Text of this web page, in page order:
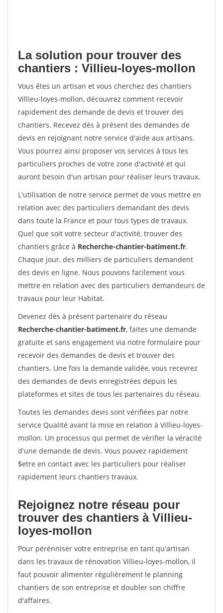
La solution pour trouver des
chantiers : Villieu-loyes-mollon
Vous êtes un artisan et vous cherchez des chantiers
Villieu-loyes-mollon, découvrez comment recevoir
rapidement des demande de devis et trouver des
chantiers. Recevez dès à présent des demandes de
devis en rejoignant notre service d'aide aux artisans.
Vous pourrez ainsi proposer vos services à tous les
particuliers proches de votre zone d'activité et qui
auront besoin d'un artisan pour réaliser leurs travaux.
L'utilisation de notre service permet de vous mettre en
relation avec des particuliers demandant des devis
dans toute la France et pour tous types de travaux.
Quel que soit votre secteur d'activité, trouver des
chantiers grâce à Recherche-chantier-batiment.fr.
Chaque jour, des milliers de particuliers demandent
des devis en ligne. Nous pouvons facilement vous
mettre en relation avec des particuliers demandeurs de
travaux pour leur Habitat.
Devenez dès à présent partenaire du réseau
Recherche-chantier-batiment.fr, faites une demande
gratuite et sans engagement via notre formulaire pour
recevoir des demandes de devis et trouver des
chantiers. Une fois la demande validée, vous recevrez
des demandes de devis enregistrées depuis les
plateformes et sites de tous les partenaires du réseau.
Toutes les demandes devis sont vérifiées par notre
service Qualité avant la mise en relation à Villieu-loyes-
mollon. Un processus qui permet de vérifier la véracité
d'une demande de devis. Vous pouvez rapidement
$etre en contact avec les particuliers pour réaliser
rapidement leurs chantiers travaux.
Rejoignez notre réseau pour
trouver des chantiers à Villieu-
loyes-mollon
Pour pérénniser votre entreprise en tant qu'artisan
dans les travaux de rénovation Villieu-loyes-mollon, il
faut pouvoir alimenter régulièrement le planning
chantiers de son entreprise et doubler son chiffre
d'affaires.